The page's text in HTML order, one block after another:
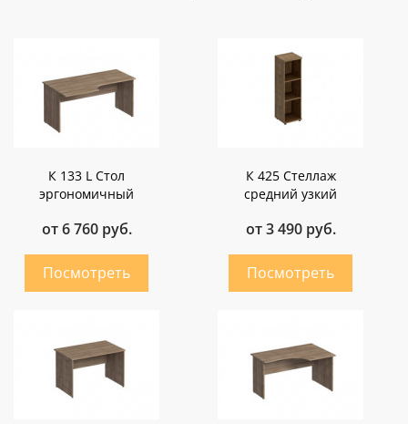
К 133 L Стол
эргономичный
от 6 760 руб.
К 425 Стеллаж
средний узкий
от 3 490 руб.